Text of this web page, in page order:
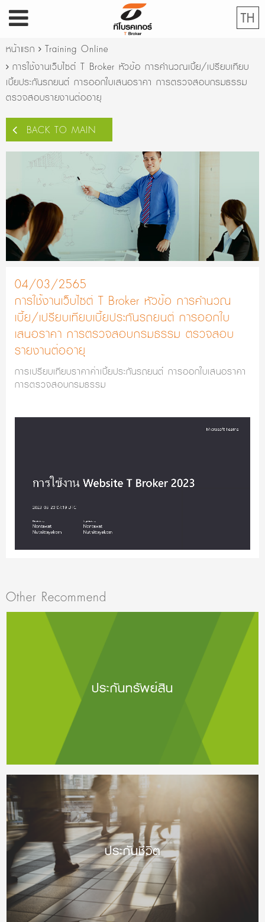
TH
หน้าแรก
Training Online
การใช้งานเว็บไซต์ T Broker หัวข้อ การคำนวณเบี้ย/เปรียบเทียบ
เบี้ยประกันรถยนต์ การออกใบเสนอราคา การตรวจสอบกรมธรรม
ตรวจสอบรายงานต่ออายุ
BACK TO MAIN
04/03/2565
การใช้งานเว็บไซต์ T Broker หัวข้อ การคำนวณ
เบี้ย/เปรียบเทียบเบี้ยประกันรถยนต์ การออกใบ
เสนอราคา การตรวจสอบกรมธรรม ตรวจสอบ
รายงานต่ออายุ
การเปรียบเทียบราคาค่าเบี้ยประกันรถยนต์ การออกใบเสนอราคา
การตรวจสอบกรมธรรม
Other Recommend
ประกันทรัพย์สิน
ประกันชีวิต